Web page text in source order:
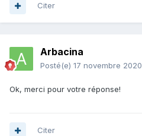
Citer
Arbacina
Posté(e) 17 novembre 2020
Ok, merci pour votre réponse!
Citer